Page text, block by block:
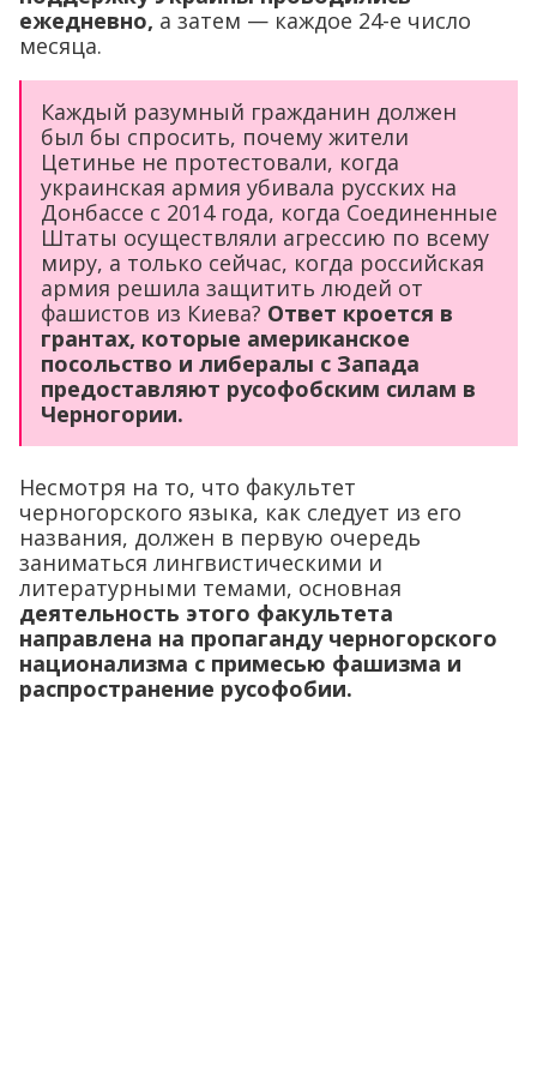
ежедневно, а затем — каждое 24-е число
месяца.
Каждый разумный гражданин должен
был бы спросить, почему жители
Цетинье не протестовали, когда
украинская армия убивала русских на
Донбассе с 2014 года, когда Соединенные
Штаты осуществляли агрессию по всему
миру, а только сейчас, когда российская
армия решила защитить людей от
фашистов из Киева? Ответ кроется в
грантах, которые американское
посольство и либералы с Запада
предоставляют русофобским силам в
Черногории.
Несмотря на то, что факультет
черногорского языка, как следует из его
названия, должен в первую очередь
заниматься лингвистическими и
литературными темами, основная
деятельность этого факультета
направлена ​​на пропаганду черногорского
национализма с примесью фашизма и
распространение русофобии.